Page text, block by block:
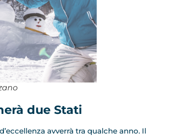
due Stati
avverrà tra qualche anno. Il